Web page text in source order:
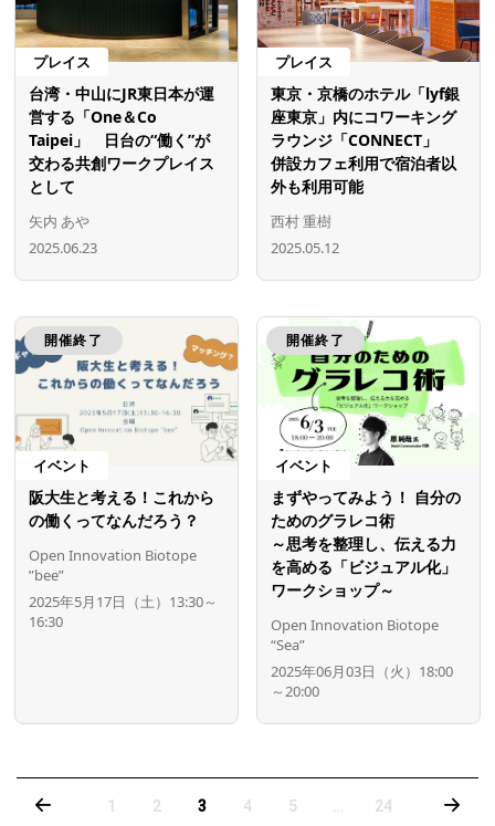
プレイス
台湾・中山にJR東日本が運
営する「One＆Co
Taipei」 日台の“働く”が
交わる共創ワークプレイス
として
矢内 あや
2025.06.23
プレイス
東京・京橋のホテル「lyf銀
座東京」内にコワーキング
ラウンジ「CONNECT」
併設カフェ利用で宿泊者以
外も利用可能
西村 重樹
2025.05.12
開催終了
イベント
阪大生と考える！これから
の働くってなんだろう？
Open Innovation Biotope
”bee”
2025年5月17日（土）13:30～
16:30
開催終了
イベント
まずやってみよう！ 自分の
ためのグラレコ術
～思考を整理し、伝える力
を高める「ビジュアル化」
ワークショップ～
Open Innovation Biotope
“Sea”
2025年06月03日（火）18:00
～20:00
1 2 3 4 5 24